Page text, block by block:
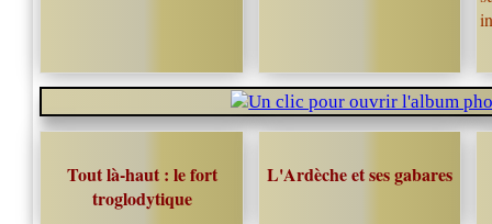
Tout là-haut : le fort
troglodytique
L'Ardèche et ses gabares